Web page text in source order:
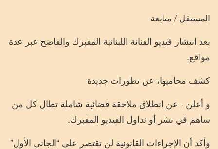
المستقل / متابعة
بعد انتشار فيديو الفنانة اللبنانية المفبرك والفاضح عبر عدة
مواقع.
كشف محاميها، عن تطورات جديدة
و أعلن ، عن انطلاق ملاحقة قضائية شاملة تطال كل من
ساهم في نشر أو تداول الفيديو المفبرك.
وأكد أن الإجراءات القانونية لن تقتصر على “الجاني الأول”